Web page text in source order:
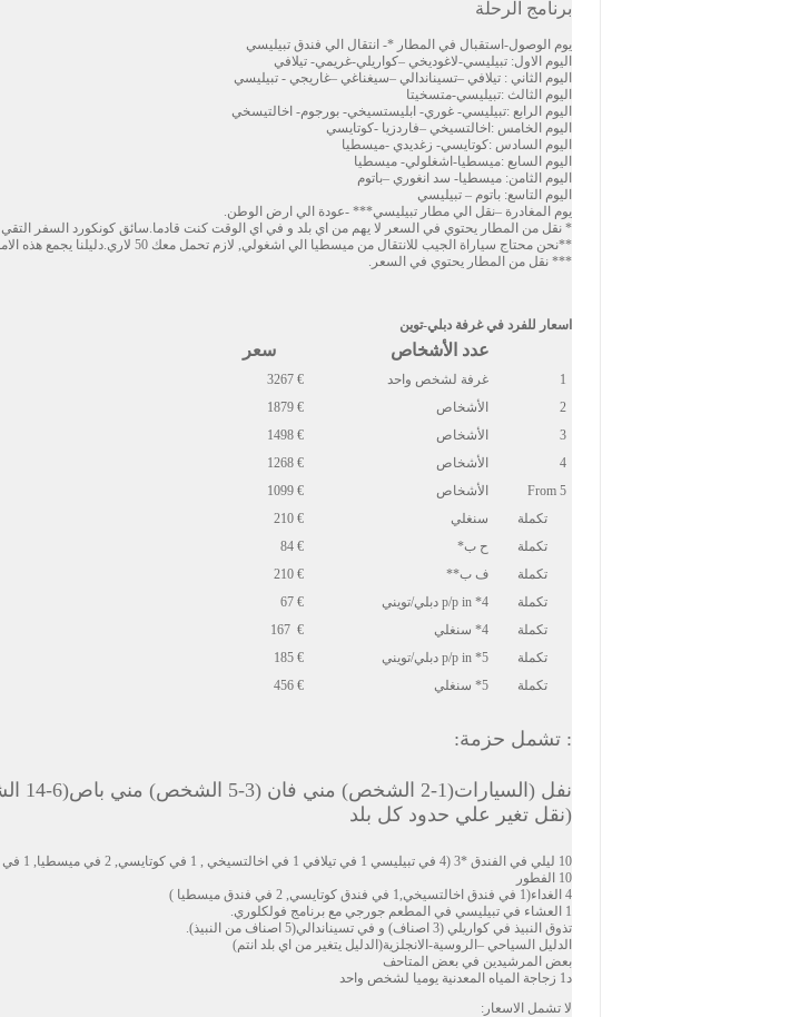
برنامج الرحلة
يوم الوصول-استقبال في المطار *- انتقال الي فندق تبيليسي
اليوم الاول: تبيليسي-لاغوديخي –كواريلي-غريمي- تيلافي
اليوم الثاني : تيلافي –تسيناندالي –سيغناغي –غاريجي - تبيليسي
اليوم الثالث :تبيليسي-متسخيتا
اليوم الرابع :تبيليسي- غوري- ابليستسيخي- بورجوم- اخالتيسخي
اليوم الخامس :اخالتسيخي –فاردزيا -كوتايسي
اليوم السادس :كوتايسي- زغديدي -ميسطيا
اليوم السابع :ميسطيا-اشغلولي- ميسطيا
اليوم الثامن: ميسطيا- سد انغوري –باتوم
اليوم التاسع: باتوم – تبيليسي
يوم المغادرة –نقل الي مطار تبيليسي*** -عودة الي ارض الوطن.
* نقل من المطار يحتوي في السعر لا يهم من اي بلد و في اي الوقت كنت قادما.سائق كونكورد السفر التقي
**نحن محتاج سياراة الجيب للانتقال من ميسطيا الي اشغولي, لازم تحمل معك 50 لاري.دليلنا يجمع هذه الاموال و يدفع لسائقين الجيب.
*** نقل من المطار يحتوي في السعر.
اسعار للفرد في غرفة دبلي-توين
عدد الأشخاص سعر
1 غرفة لشخص واحد
€ 3267
2
الأشخاص
€ 1879
3
الأشخاص
€ 1498
4
الأشخاص
€ 1268
From 5
الأشخاص
€ 1099
تكملة
سنغلي
€ 210
تكملة
ح ب*
€ 84
تكملة
ف ب**
€ 210
تكملة
4* p/p in دبلي/تويني
€ 67
تكملة
4* سنغلي
€ 167
تكملة
5* p/p in دبلي/تويني
€ 185
تكملة
5* سنغلي € 456
: تشمل حزمة:
(نقل تغير علي حدود كل بلد
10 ليلي في الفندق *3 (4 في تبيليسي 1 في تيلافي 1 في اخالتسيخي , 1 في كوتايسي, 2 في ميسطيا, 1 في باتومي.)
10 الفطور
4 الغداء(1 في فندق اخالتسيخي,1 في فندق كوتايسي, 2 في فندق ميسطيا )
1 العشاء في تبيليسي في المطعم جورجي مع برنامج فولكلوري.
تذوق النبيذ في كواريلي (3 اصناف) و في تسيناندالي(5 اصناف من النبيذ).
الدليل السياحي –الروسية-الانجلزية(الدليل يتغير من اي بلد انتم)
بعض المرشيدين في بعض المتاحف
د1 زجاجة المياه المعدنية يوميا لشخص واحد
لا تشمل الاسعار: